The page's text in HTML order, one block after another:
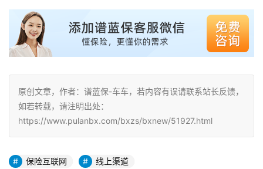
原创文章，作者：谱蓝保-车车，若内容有误请联系站长反馈，
如若转载，请注明出处：
https://www.pulanbx.com/bxzs/bxnew/51927.html
保险互联网 线上渠道